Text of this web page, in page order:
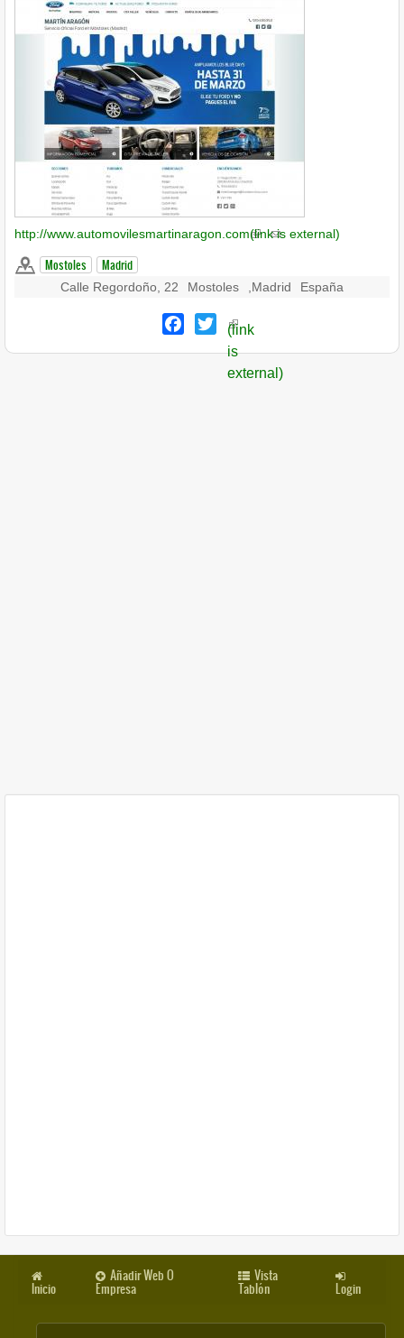
http://www.automovilesmartinaragon.com(link is external)
Mostoles Madrid
Calle Regordoño, 22 Mostoles Madrid España
Facebook
Twitter
(link
is
external)
Inicio
Añadir Web O
Empresa
Vista
Tablón Login